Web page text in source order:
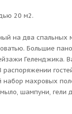
20 м2.
на два спальных
Большие
Геленджика.
махровых
шампуни, гели